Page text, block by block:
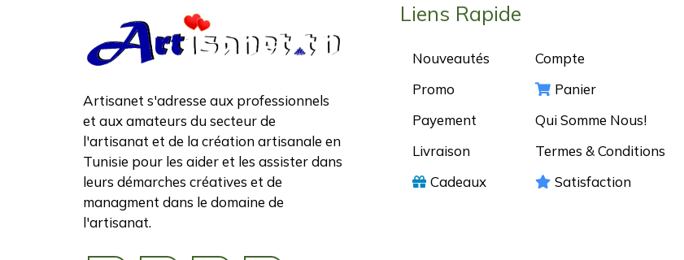
Artisanet s'adresse aux professionnels
et aux amateurs du secteur de
l'artisanat et de la création artisanale en
Tunisie pour les aider et les assister dans
leurs démarches créatives et de
managment dans le domaine de
l'artisanat.
Liens Rapide
Nouveautés
Promo
Payement
Livraison
Cadeaux
Compte
Panier
Qui Somme Nous!
Termes & Conditions
Satisfaction